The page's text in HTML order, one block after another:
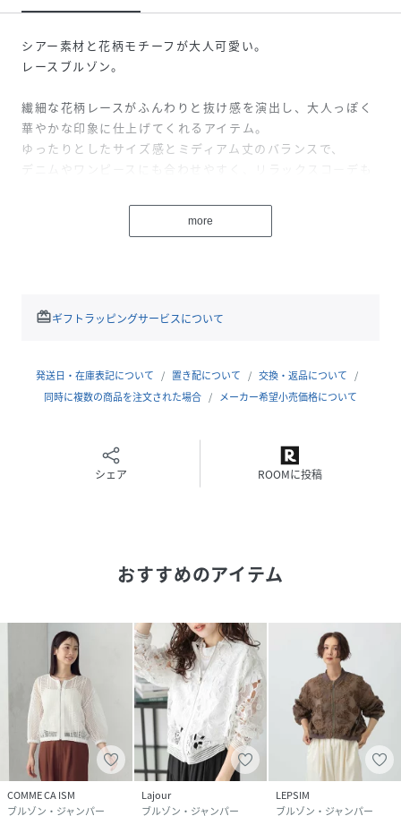
シアー素材と花柄モチーフが大人可愛い。
レースブルゾン。
繊細な花柄レースがふんわりと抜け感を演出し、大人っぽく
華やかな印象に仕上げてくれるアイテム。
ゆったりとしたサイズ感とミディアム丈のバランスで、
デニムやワンピースにも合わせやすく、リラックスコーデも
夏もヘルシーな肌みせでおしゃれにコーデを格上げ。
■詳細説明
がございます。ご了承くださいませ。
性別タイプ レディース
原産国 中国
素材 ポリエステル100％
サイズ ONESIZE
品番
PR6739_f
f-jk-0043-c-bk-f PR6739
more
redeemギフトラッピングサービスについて
発送日・在庫表記について 置き配について
交換・返品について
同時に複数の商品を注文された場合
メーカー希望小売価格について
シェア ROOMに投稿
おすすめのアイテム
COMME CA ISM
ブルゾン・ジャンパー
Lajour
ブルゾン・ジャンパー
LEPSIM
ブルゾン・ジャンパー